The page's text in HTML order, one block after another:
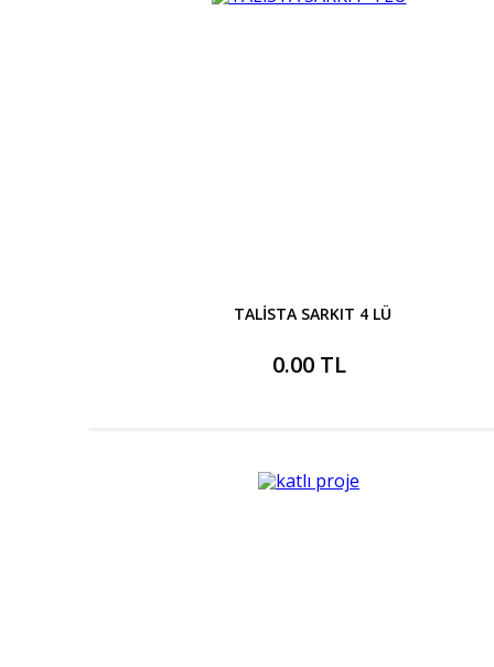
TALİSTA SARKIT 4 LÜ
0.00 TL